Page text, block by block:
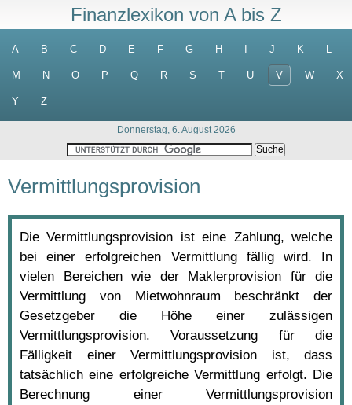
Finanzlexikon von A bis Z
A B C D E F G H J K L
M N O P Q R S T U V W X
Y Z
Donnerstag, 6. August 2026
Vermittlungsprovision
Die Vermittlungsprovision ist eine Zahlung, welche
bei einer erfolgreichen Vermittlung fällig wird. In
vielen Bereichen wie der Maklerprovision für die
Vermittlung von Mietwohnraum beschränkt der
Gesetzgeber die Höhe einer zulässigen
Vermittlungsprovision. Voraussetzung für die
Fälligkeit einer Vermittlungsprovision ist, dass
tatsächlich eine erfolgreiche Vermittlung erfolgt. Die
Berechnung einer Vermittlungsprovision